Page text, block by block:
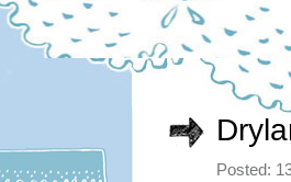
Posted: